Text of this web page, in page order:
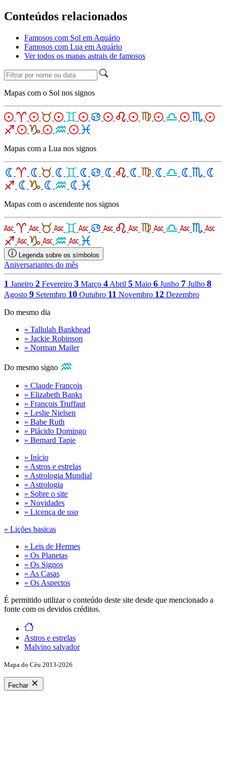
Conteúdos relacionados
Famosos com Sol em Aquário
Famosos com Lua em Aquário
Ver todos os mapas astrais de famosos
Mapas com o Sol nos signos
Mapas com a Lua nos signos
Mapas com o ascendente nos signos
Legenda sobre os símbolos
Aniversariantes do mês
1 Janeiro 2 Fevereiro 3 Março 4 Abril 5 Maio 6 Junho 7 Julho 8
Agosto 9 Setembro 10 Outubro 11 Novembro 12 Dezembro
Do mesmo dia
» Tallulah Bankhead
» Jackie Robinson
» Norman Mailer
Do mesmo signo
» Claude François
» Elizabeth Banks
» François Truffaut
» Leslie Nielsen
» Babe Ruth
» Plácido Domingo
» Bernard Tapie
» Início
» Astros e estrelas
» Astrologia Mundial
» Astrologia
» Sobre o site
» Novidades
» Licença de uso
» Lições basicas
» Leis de Hermes
» Os Planetas
» Os Signos
» As Casas
» Os Aspectos
É permitido utilizar o conteúdo deste site desde que mencionado a
fonte com os devidos créditos.
Astros e estrelas
Malvino salvador
Mapa do Céu 2013-2026
Fechar